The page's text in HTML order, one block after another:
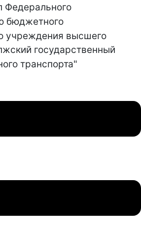
Федерального
бюджетного
учреждения высшего
государственный
транспорта"